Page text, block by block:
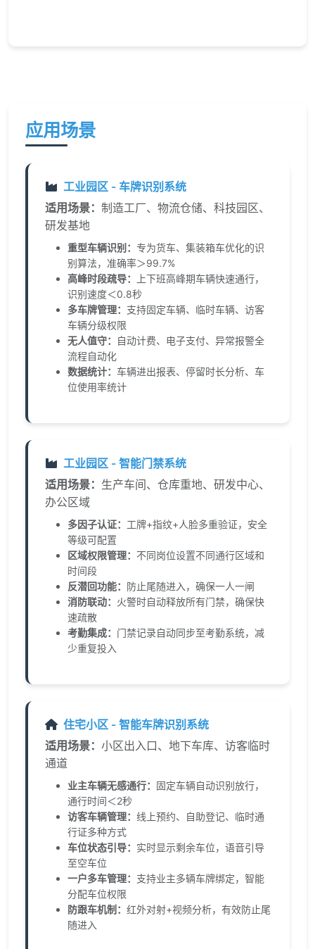
应用场景
工业园区 - 车牌识别系统
适用场景： 制造工厂、物流仓储、科技园区、
研发基地
重型车辆识别： 专为货车、集装箱车优化的识
别算法，准确率＞99.7%
高峰时段疏导：
上下班高峰期车辆快速通行，
识别速度＜0.8秒
多车牌管理： 支持固定车辆、临时车辆、访客
车辆分级权限
无人值守：
自动计费、电子支付、异常报警全
流程自动化
数据统计： 车辆进出报表、停留时长分析、车
位使用率统计
工业园区 - 智能门禁系统
适用场景： 生产车间、仓库重地、研发中心、
办公区域
多因子认证： 工牌+指纹+人脸多重验证，安全
等级可配置
区域权限管理： 不同岗位设置不同通行区域和
时间段
反潜回功能： 防止尾随进入，确保一人一闸
消防联动： 火警时自动释放所有门禁，确保快
速疏散
考勤集成： 门禁记录自动同步至考勤系统，减
少重复投入
住宅小区 - 智能车牌识别系统
适用场景： 小区出入口、地下车库、访客临时
通道
业主车辆无感通行： 固定车辆自动识别放行，
通行时间＜2秒
访客车辆管理： 线上预约、自助登记、临时通
行证多种方式
车位状态引导： 实时显示剩余车位，语音引导
至空车位
一户多车管理： 支持业主多辆车牌绑定，智能
分配车位权限
防跟车机制： 红外对射+视频分析，有效防止尾
随进入